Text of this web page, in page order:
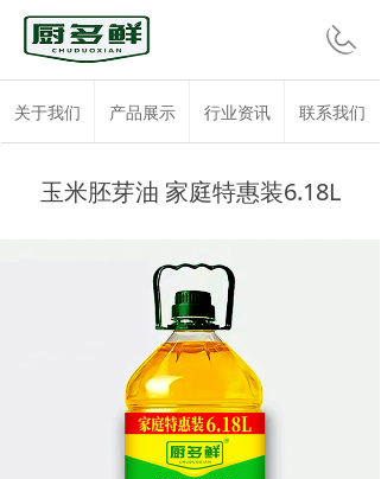
关于我们 产品展示 行业资讯 联系我们
玉米胚芽油 家庭特惠装6.18L